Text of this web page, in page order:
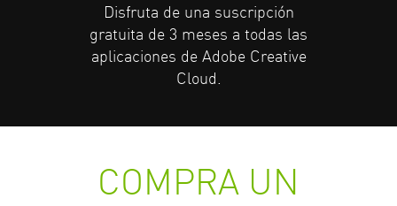
Disfruta de una suscripción
gratuita de 3 meses a todas las
aplicaciones de Adobe Creative
Cloud.
COMPRA UN